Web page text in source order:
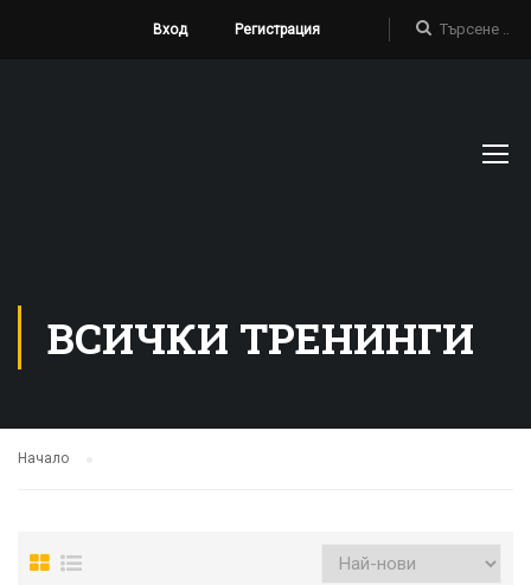
Вход Регистрация
ВСИЧКИ ТРЕНИНГИ
Начало